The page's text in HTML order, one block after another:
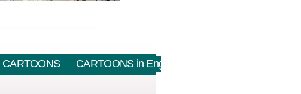
CARTOONS CARTOONS in English